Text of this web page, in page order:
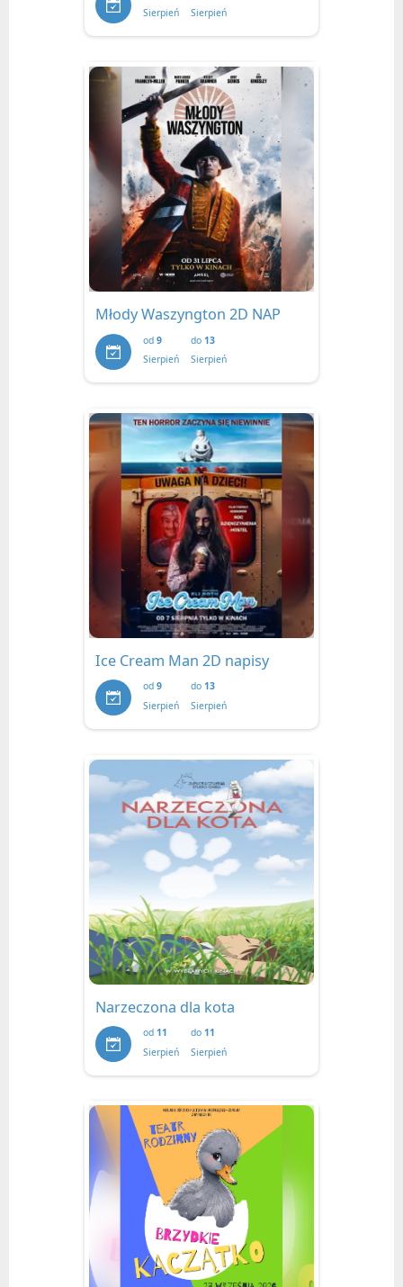
Sierpień
Sierpień
Młody Waszyngton 2D NAP
od 9
Sierpień
do 13
Sierpień
Ice Cream Man 2D napisy
od 9
Sierpień
do 13
Sierpień
Narzeczona dla kota
od 11
Sierpień
do 11
Sierpień